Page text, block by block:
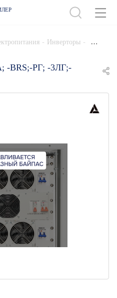
- Инверторы -
-BRS;-РГ; -3ЛГ;-